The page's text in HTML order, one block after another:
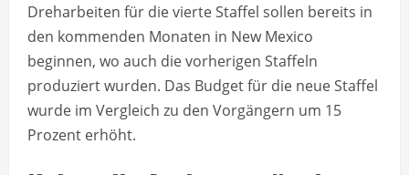
Dreharbeiten für die vierte Staffel sollen bereits in
den kommenden Monaten in New Mexico
beginnen, wo auch die vorherigen Staffeln
produziert wurden. Das Budget für die neue Staffel
wurde im Vergleich zu den Vorgängern um 15
Prozent erhöht.